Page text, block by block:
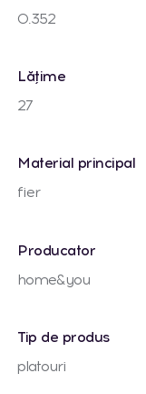
0.352
Lățime
27
Material principal
fier
Producator
home&you
Tip de produs
platouri